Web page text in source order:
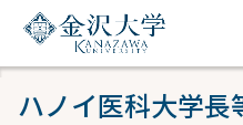
ハノイ医科大学長